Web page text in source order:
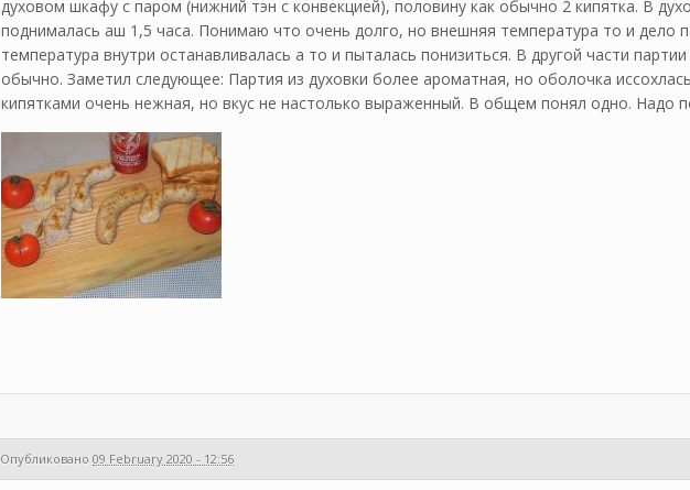
духовом шкафу с паром (нижний тэн с конвекцией), половину как обычно 2 кипятка. В
поднималась аш 1,5 часа. Понимаю что очень долго, но внешняя температура то и дело
температура внутри останавливалась а то и пыталась понизиться. В другой части
обычно. Заметил следующее: Партия из духовки более ароматная, но оболочка
кипятками очень нежная, но вкус не настолько выраженный. В общем понял одно. Надо
Опубликовано09 February 2020 - 12:56